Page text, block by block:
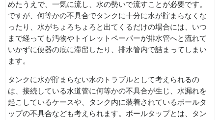
めたうえで、一気に流し、水の勢いで流すことが必要です。
ですが、何等かの不具合でタンクに十分に水が貯まらなくな
ったり、水がちょろちょろと出てくるだけの場合には、いつ
まで経っても汚物やトイレットペーパーが排水管へと流れて
いかずに便器の底に滞留したり、排水管内で詰まってしまい
ます。
タンクに水が貯まらない水のトラブルとして考えられるの
は、接続している水道管に何等かの不具合が生じ、水漏れを
起こしているケースや、タンク内に装着されているボールタ
ップの不具合なども考えられます。ボールタップとは、タン